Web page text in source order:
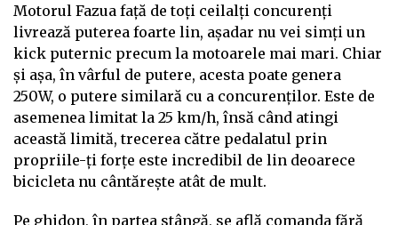
Motorul Fazua față de toți ceilalți concurenți
livrează puterea foarte lin, așadar nu vei simți un
kick puternic precum la motoarele mai mari. Chiar
și așa, în vârful de putere, acesta poate genera
250W, o putere similară cu a concurenților. Este de
asemenea limitat la 25 km/h, însă când atingi
această limită, trecerea către pedalatul prin
propriile-ți forțe este incredibil de lin deoarece
bicicleta nu cântărește atât de mult.
Pe ghidon, în partea stângă, se află comanda fără